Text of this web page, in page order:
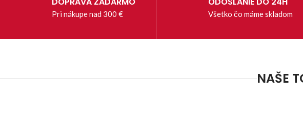
Pri nákupe nad 300 € Všetko čo máme skladom
NAŠE